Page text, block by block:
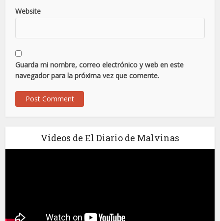
Website
Guarda mi nombre, correo electrónico y web en este
navegador para la próxima vez que comente.
Videos de El Diario de Malvinas